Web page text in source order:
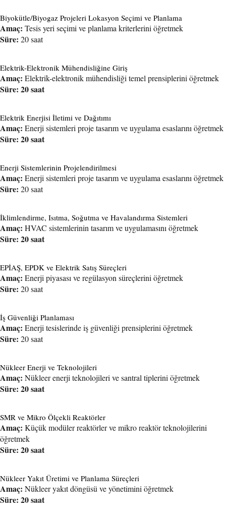
Biyokütle/Biyogaz Projeleri Lokasyon Seçimi ve Planlama
Amaç: Tesis yeri seçimi ve planlama kriterlerini öğretmek
Süre: 20 saat
Elektrik-Elektronik Mühendisliğine Giriş
Amaç: Elektrik-elektronik mühendisliği temel prensiplerini öğretmek
Süre: 20 saat
Elektrik Enerjisi İletimi ve Dağıtımı
Amaç: Enerji sistemleri proje tasarım ve uygulama esaslarını öğretmek
Süre: 20 saat
Enerji Sistemlerinin Projelendirilmesi
Amaç: Enerji sistemleri proje tasarım ve uygulama esaslarını öğretmek
Süre: 20 saat
İklimlendirme, Isıtma, Soğutma ve Havalandırma Sistemleri
Amaç: HVAC sistemlerinin tasarım ve uygulamasını öğretmek
Süre: 20 saat
EPİAŞ, EPDK ve Elektrik Satış Süreçleri
Amaç: Enerji piyasası ve regülasyon süreçlerini öğretmek
Süre: 20 saat
İş Güvenliği Planlaması
Amaç: Enerji tesislerinde iş güvenliği prensiplerini öğretmek
Süre: 20 saat
Nükleer Enerji ve Teknolojileri
Amaç: Nükleer enerji teknolojileri ve santral tiplerini öğretmek
Süre: 20 saat
SMR ve Mikro Ölçekli Reaktörler
Amaç: Küçük modüler reaktörler ve mikro reaktör teknolojilerini
öğretmek
Süre: 20 saat
Nükleer Yakıt Üretimi ve Planlama Süreçleri
Amaç: Nükleer yakıt döngüsü ve yönetimini öğretmek
Süre: 20 saat